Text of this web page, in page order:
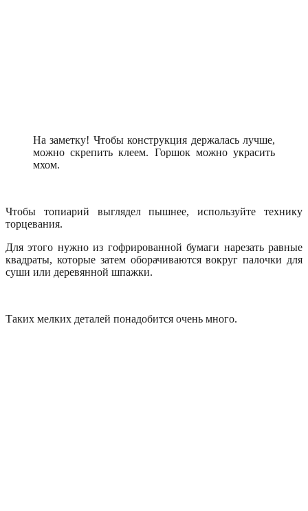
На заметку! Чтобы конструкция держалась лучше,
можно скрепить клеем. Горшок можно украсить
мхом.
Чтобы топиарий выглядел пышнее, используйте технику
торцевания.
Для этого нужно из гофрированной бумаги нарезать равные
квадраты, которые затем оборачиваются вокруг палочки для
суши или деревянной шпажки.
Таких мелких деталей понадобится очень много.